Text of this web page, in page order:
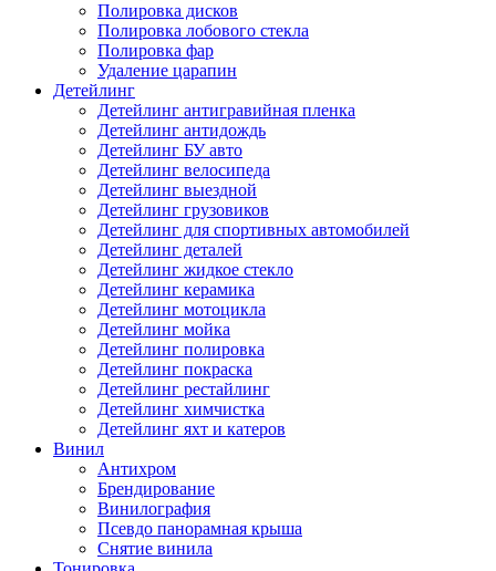
Полировка дисков
Полировка лобового стекла
Полировка фар
Удаление царапин
Детейлинг
Детейлинг антигравийная пленка
Детейлинг антидождь
Детейлинг БУ авто
Детейлинг велосипеда
Детейлинг выездной
Детейлинг грузовиков
Детейлинг для спортивных автомобилей
Детейлинг деталей
Детейлинг жидкое стекло
Детейлинг керамика
Детейлинг мотоцикла
Детейлинг мойка
Детейлинг полировка
Детейлинг покраска
Детейлинг рестайлинг
Детейлинг химчистка
Детейлинг яхт и катеров
Винил
Антихром
Брендирование
Винилография
Псевдо панорамная крыша
Снятие винила